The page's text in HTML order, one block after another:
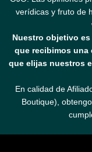
verídicas y fruto de
Nuestro objetivo
que recibimos una
que elijas nuestros
En calidad de
Boutique),